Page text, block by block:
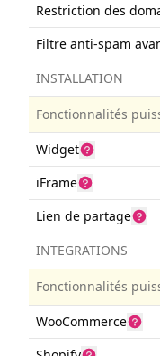
Restriction des
Filtre anti-spam
INSTALLATION
Fonctionnalités
Widget
iFrame
Lien de partage
INTEGRATIONS
Fonctionnalités
WooCommerce